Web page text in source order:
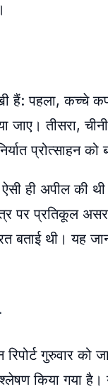
हैं: पहला, कच्चे
तीसरा,
प्रोत्साहन को
ही अपील की
पर प्रतिकूल असर
थी। यह
गुरुवार को
किया गया